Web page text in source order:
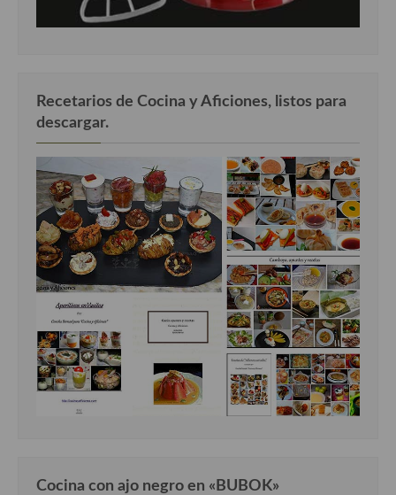
Recetarios de Cocina y Aficiones, listos para
descargar.
Cocina con ajo negro en «BUBOK»